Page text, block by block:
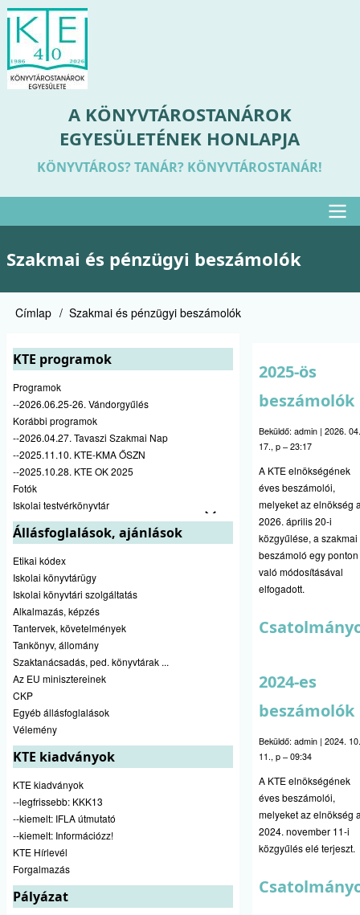
Ugrás
tartalomra
A KÖNYVTÁROSTANÁROK
EGYESÜLETÉNEK HONLAPJA
KÖNYVTÁROS? TANÁR? KÖNYVTÁROSTANÁR!
menü
Szakmai és pénzügyi beszámolók
Morzsa
Címlap Szakmai és pénzügyi beszámolók
KTE programok
Programok
--2026.06.25-26. Vándorgyűlés
Korábbi programok
--2026.04.27. Tavaszi Szakmai Nap
--2025.11.10. KTE-KMA ŐSZN
--2025.10.28. KTE OK 2025
Fotók
Iskolai testvérkönyvtár
Állásfoglalások, ajánlások
Etikai kódex
Iskolai könyvtárügy
Iskolai könyvtári szolgáltatás
Alkalmazás, képzés
Tantervek, követelmények
Tankönyv, állomány
Szaktanácsadás, ped. könyvtárak ...
Az EU minisztereinek
CKP
Egyéb állásfoglalások
Vélemény
KTE kiadványok
KTE kiadványok
--legfrissebb: KKK13
--kiemelt: IFLA útmutató
--kiemelt: Információzz!
KTE Hírlevél
Forgalmazás
Pályázat
2025-ös
beszámolók
Beküldő: admin | 2026. 04.
17., p – 23:17
A KTE elnökségének
éves beszámolói,
melyeket az elnökség
2026. április 20-i
közgyűlése, a szakmai
beszámoló egy ponton
való módosításával
elfogadott.
2024-es
beszámolók
Beküldő: admin | 2024. 10.
11., p – 09:34
A KTE elnökségének
éves beszámolói,
melyeket az elnökség
2024. november 11-i
közgyűlés elé terjeszt.